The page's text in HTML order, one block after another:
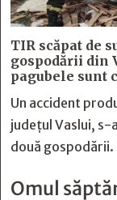
TIR scăpat de
gospodării din
pagubele sunt
Un accident
județul Vaslui, s-
două gospodării.
Omul